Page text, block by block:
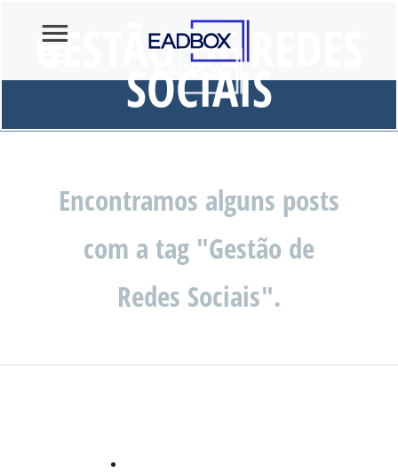
GESTÃO DE REDES
SOCIAIS
Encontramos alguns posts
com a tag "Gestão de
Redes Sociais".